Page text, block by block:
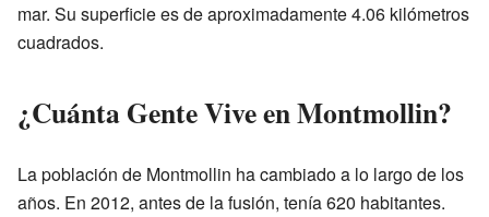
mar. Su superficie es de aproximadamente 4.06 kilómetros
cuadrados.
¿Cuánta Gente Vive en Montmollin?
La población de Montmollin ha cambiado a lo largo de los
años. En 2012, antes de la fusión, tenía 620 habitantes.